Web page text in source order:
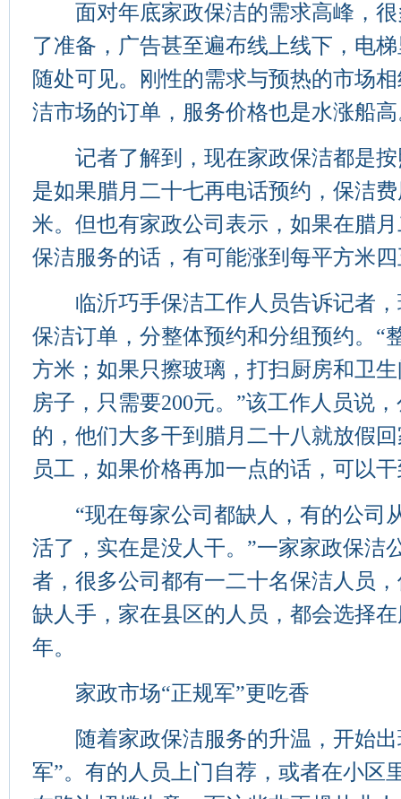
面对年底家政保洁的需求高峰，很
了准备，广告甚至遍布线上线下，电
随处可见。刚性的需求与预热的市场
洁市场的订单，服务价格也是水涨船
记者了解到，现在家政保洁都是按
是如果腊月二十七再电话预约，保洁
米。但也有家政公司表示，如果在腊
保洁服务的话，有可能涨到每平方米
临沂巧手保洁工作人员告诉记者，
保洁订单，分整体预约和分组预约。“
方米；如果只擦玻璃，打扫厨房和卫
房子，只需要200元。”该工作人员说
的，他们大多干到腊月二十八就放假
员工，如果价格再加一点的话，可以
“现在每家公司都缺人，有的公司
活了，实在是没人干。”一家家政保洁
者，很多公司都有一二十名保洁人员
缺人手，家在县区的人员，都会选择
年。
家政市场“正规军”更吃香
随着家政保洁服务的升温，开始出
军”。有的人员上门自荐，或者在小区